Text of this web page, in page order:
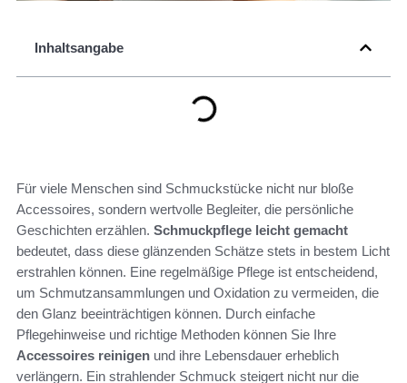
Inhaltsangabe
Für viele Menschen sind Schmuckstücke nicht nur bloße
Accessoires, sondern wertvolle Begleiter, die persönliche
Geschichten erzählen. Schmuckpflege leicht gemacht
bedeutet, dass diese glänzenden Schätze stets in bestem Licht
erstrahlen können. Eine regelmäßige Pflege ist entscheidend,
um Schmutzansammlungen und Oxidation zu vermeiden, die
den Glanz beeinträchtigen können. Durch einfache
Pflegehinweise und richtige Methoden können Sie Ihre
Accessoires reinigen und ihre Lebensdauer erheblich
verlängern. Ein strahlender Schmuck steigert nicht nur die